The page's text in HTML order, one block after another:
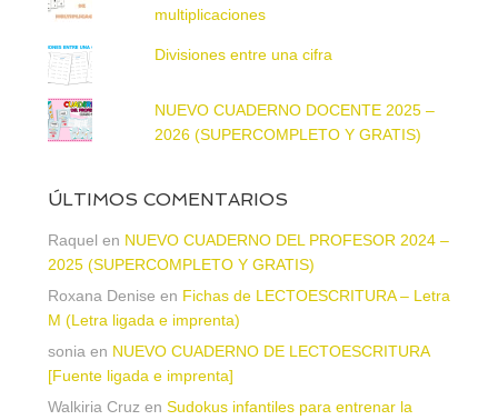
multiplicaciones
Divisiones entre una cifra
NUEVO CUADERNO DOCENTE 2025 –
2026 (SUPERCOMPLETO Y GRATIS)
ÚLTIMOS COMENTARIOS
Raquel en NUEVO CUADERNO DEL PROFESOR 2024 –
2025 (SUPERCOMPLETO Y GRATIS)
Roxana Denise en Fichas de LECTOESCRITURA – Letra
M (Letra ligada e imprenta)
sonia en NUEVO CUADERNO DE LECTOESCRITURA
[Fuente ligada e imprenta]
Walkiria Cruz en Sudokus infantiles para entrenar la